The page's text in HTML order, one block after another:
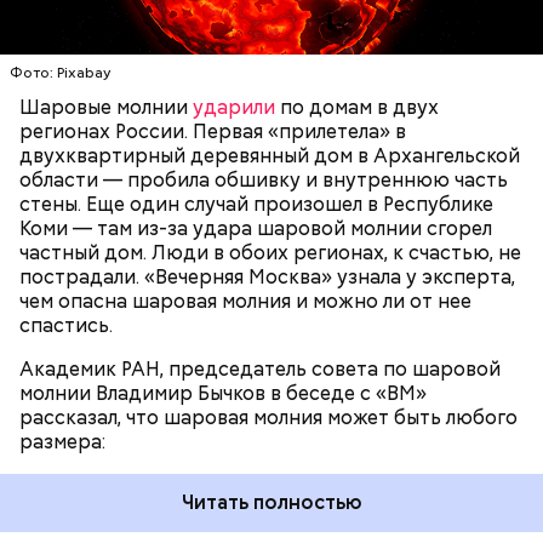
Фото: Pixabay
Шаровые молнииударили по домам в двух
регионах России. Первая «прилетела» в
двухквартирный деревянный дом в Архангельской
области — пробила обшивку и внутреннюю часть
стены. Еще один случай произошел в Республике
Коми — там из-за удара шаровой молнии сгорел
частный дом. Люди в обоих регионах, к счастью, не
пострадали. «Вечерняя Москва» узнала у эксперта,
чем опасна шаровая молния и можно ли от нее
спастись.
Академик РАН, председатель совета по шаровой
молнии Владимир Бычков в беседе с «ВМ»
рассказал, что шаровая молния может быть любого
размера:
проходит и через стекла, даже часто не оставляя
следов. Она как капля стекает, растекается. Может
и в окно влезть, причем в двухметровое.
Сжимается, как воздушный шар, и проходит.
Читать полностью
УЧЕНЫЕ МОЛНИИ ПОГОДА
По его словам, солдаты не знали о масштабах
трагедии. Подобных аварий раньше не случалось.
Поэтому он не испытывал страха.
За свою земную жизнь он совершил множество
добрых дел во славу Божию.
Угодника были перенесены в итальянский город
Бар (Бари), где находятся и поныне.